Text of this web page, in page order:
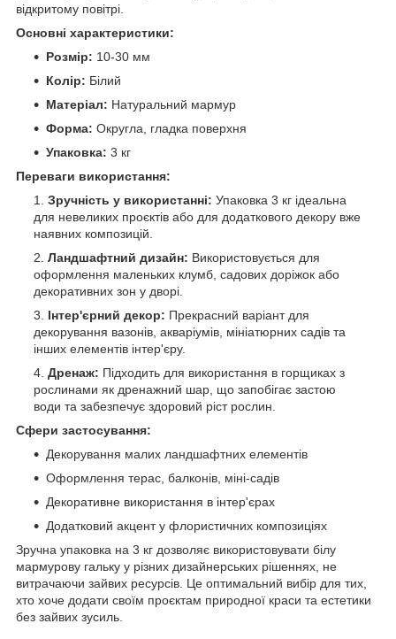
відкритому повітрі.
Основні характеристики:
Розмір: 10-30 мм
Колір: Білий
Матеріал: Натуральний мармур
Форма: Округла, гладка поверхня
Упаковка: 3 кг
Переваги використання:
Зручність у використанні: Упаковка 3 кг ідеальна
для невеликих проєктів або для додаткового декору вже
наявних композицій.
Ландшафтний дизайн: Використовується для
оформлення маленьких клумб, садових доріжок або
декоративних зон у дворі.
Інтер'єрний декор: Прекрасний варіант для
декорування вазонів, акваріумів, мініатюрних садів та
інших елементів інтер'єру.
Дренаж: Підходить для використання в горщиках з
рослинами як дренажний шар, що запобігає застою
води та забезпечує здоровий ріст рослин.
Сфери застосування:
Декорування малих ландшафтних елементів
Оформлення терас, балконів, міні-садів
Декоративне використання в інтер'єрах
Додатковий акцент у флористичних композиціях
Зручна упаковка на 3 кг дозволяє використовувати білу
мармурову гальку у різних дизайнерських рішеннях, не
витрачаючи зайвих ресурсів. Це оптимальний вибір для тих,
хто хоче додати своїм проєктам природної краси та естетики
без зайвих зусиль.